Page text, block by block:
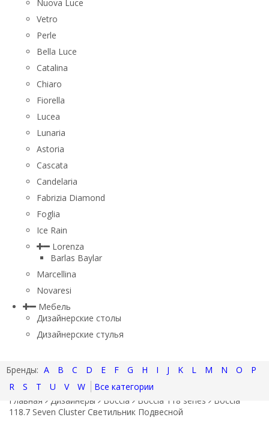
Nuova Luce
Vetro
Perle
Bella Luce
Сatalina
Chiaro
Fiorella
Lucea
Lunaria
Astoria
Cascata
Candelaria
Fabrizia Diamond
Foglia
Ice Rain
Lorenza
Barlas Baylar
Marcellina
Novaresi
Мебель
Дизайнерские столы
Дизайнерские стулья
A B C D E F G H I J K L M N O
P
R
S T U V W
Все категории
Главная
Дизайнеры Bocciа Boccia 118 series
Boccia
118.7 Seven Cluster Светильник Подвесной